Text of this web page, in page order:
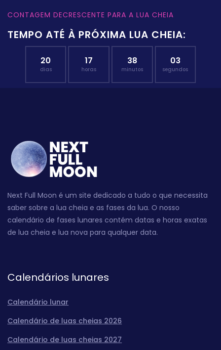
CONTAGEM DECRESCENTE PARA A LUA CHEIA
TEMPO ATÉ À PRÓXIMA LUA CHEIA:
20
dias
17
horas
38
minutos
02
segundos
Next Full Moon é um site dedicado a tudo o que necessita
saber sobre a lua cheia e as fases da lua. O nosso
calendário de fases lunares contém datas e horas exatas
de lua cheia e lua nova para qualquer data.
Calendários lunares
Calendário lunar
Calendário de luas cheias 2026
Calendário de luas cheias 2027